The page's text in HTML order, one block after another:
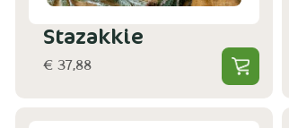
Stazakkie
€ 37,88